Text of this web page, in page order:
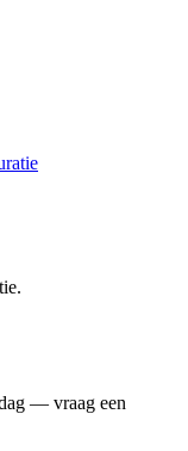
— vraag een